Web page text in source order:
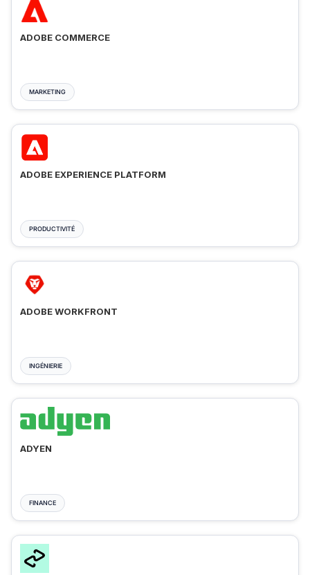
ADOBE COMMERCE
MARKETING
ADOBE EXPERIENCE PLATFORM
PRODUCTIVITÉ
ADOBE WORKFRONT
INGÉNIERIE
ADYEN
FINANCE